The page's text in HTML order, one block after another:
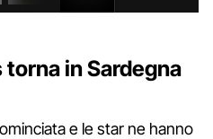
in Sardegna
e le star ne hanno